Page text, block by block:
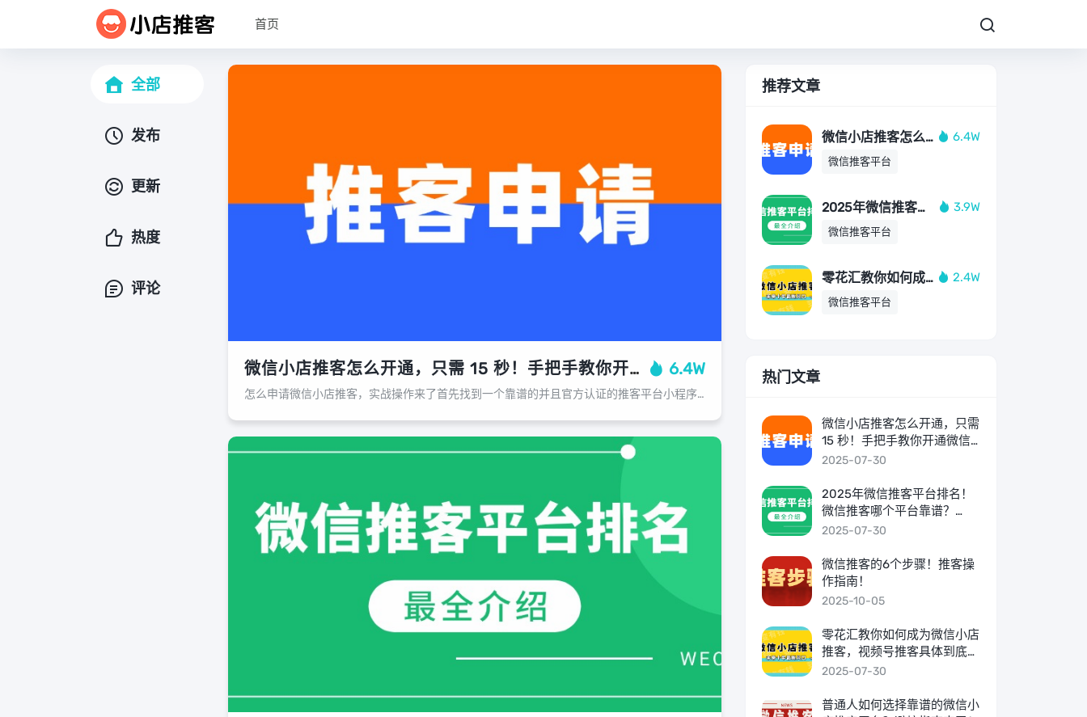
首页
微信小店推客怎么开通，只需 15 秒！手把手教你开通微信小店推客 6.4W
怎么申请微信小店推客，实战操作来了首先找到一个靠谱的并且官方认证的推客平台小程序例如：零花汇今天我们用“零花汇”小程序手把手教你只需30秒...
全部
发布
更新
热度
评论
推荐文章
微信小店推客怎么
开通，只需 15 秒！
手把手教你开通微
6.4W
微信推客平台
2025年微信推客平
台排名！微信推客
哪个平台靠谱？
3.9W
微信推客平台
零花汇教你如何成
为微信小店推客，
视频号推客具体到
2.4W
微信推客平台
热门文章
微信小店推客怎么开通，只需
15 秒！手把手教你开通微信
小店推客
2025-07-30
2025年微信推客平台排名！
微信推客哪个平台靠谱？
TOP3深度评测！
2025-07-30
微信推客的6个步骤！推客操
作指南！
2025-10-05
零花汇教你如何成为微信小店
推客，视频号推客具体到底怎
么做？
2025-07-30
普通人如何选择靠谱的微信小